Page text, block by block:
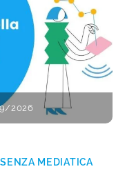
2026
MEDIATICA